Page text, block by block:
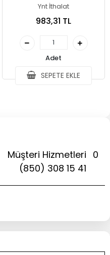
Ynt İthalat
983,31 TL
Adet
SEPETE EKLE
Müşteri Hizmetleri 0
(850) 308 15 41